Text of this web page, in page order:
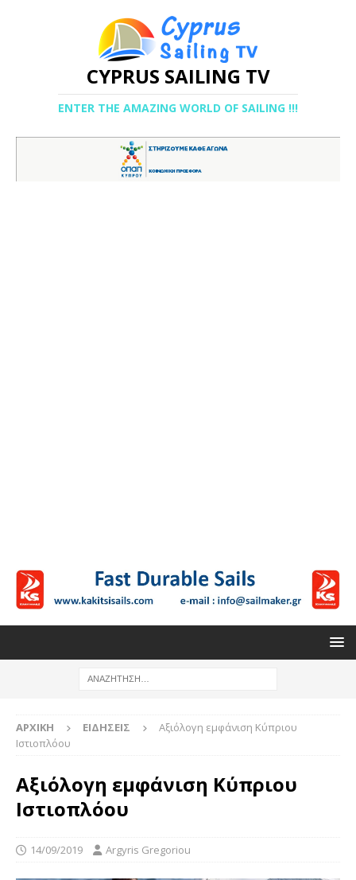
CYPRUS SAILING TV
ENTER THE AMAZING WORLD OF SAILING !!!
ΑΡΧΙΚΉ ΕΙΔΉΣΕΙΣ
Αξιόλογη εμφάνιση Κύπριου
Ιστιοπλόου
Αξιόλογη εμφάνιση Κύπριου
Ιστιοπλόου
14/09/2019 Argyris Gregoriou